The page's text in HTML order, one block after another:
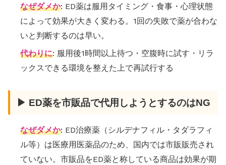
なぜダメか: ED薬は服用タイミング・食事・心理状態
によって効果が大きく変わる。1回の失敗で薬が合わな
いと判断するのは早い。
代わりに: 服用後1時間以上待つ・空腹時に試す・リラ
ックスできる環境を整えた上で再試行する
▶ ED薬を市販品で代用しようとするのはNG
なぜダメか: ED治療薬（シルデナフィル・タダラフィ
ル等）は医療用医薬品のため、国内では市販販売され
ていない。市販品をED薬と称している商品は効果が期